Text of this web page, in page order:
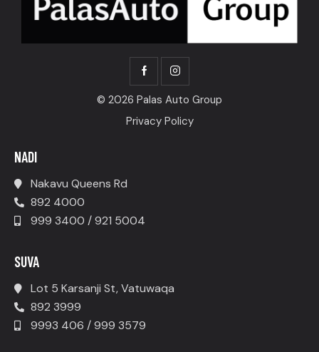
© 2026 Palas Auto Group
Privacy Policy
NADI
Nakavu Queens Rd
892 4000
999 3400 / 921 5004
SUVA
Lot 5 Karsanji St, Vatuwaqa
892 3999
9993 406 / 999 3579